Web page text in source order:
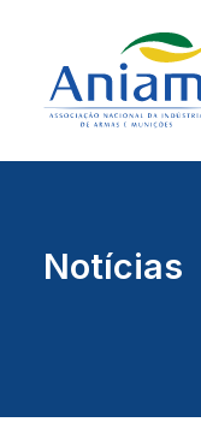
Notícias